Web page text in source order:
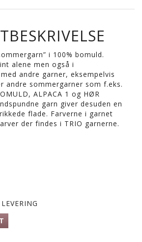
i 100% bomuld.
alene men også i
andre garner, eksempelvis
andre sommergarner som f.eks.
ALPACA 1 og HØR
garn giver desuden en
flade. Farverne i garnet
der findes i TRIO garnerne.